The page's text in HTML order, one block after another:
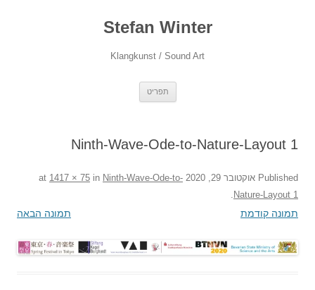
Stefan Winter
Klangkunst / Sound Art
תפריט
Ninth-Wave-Ode-to-Nature-Layout 1
Published אוקטובר 29, 2020 1417 × 75 in Ninth-Wave-Ode-to-
Nature-Layout 1
.
תמונה קודמת תמונה הבאה